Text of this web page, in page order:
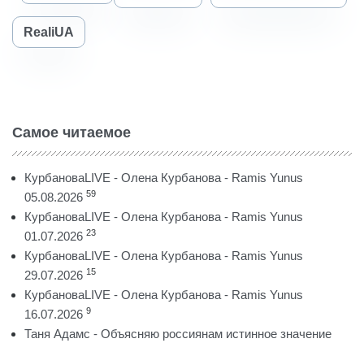
RealiUA
Самое читаемое
КурбановаLIVE - Олена Курбанова - Ramis Yunus
05.08.2026 59
КурбановаLIVE - Олена Курбанова - Ramis Yunus
01.07.2026 23
КурбановаLIVE - Олена Курбанова - Ramis Yunus
29.07.2026 15
КурбановаLIVE - Олена Курбанова - Ramis Yunus
16.07.2026 9
Таня Адамс - Объясняю россиянам истинное значение